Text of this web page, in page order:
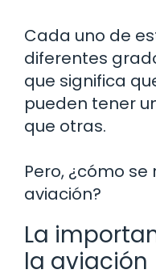
Cada uno de
diferentes
que significa
pueden tener
que otras.
Pero, ¿cómo
aviación?
La
la aviación